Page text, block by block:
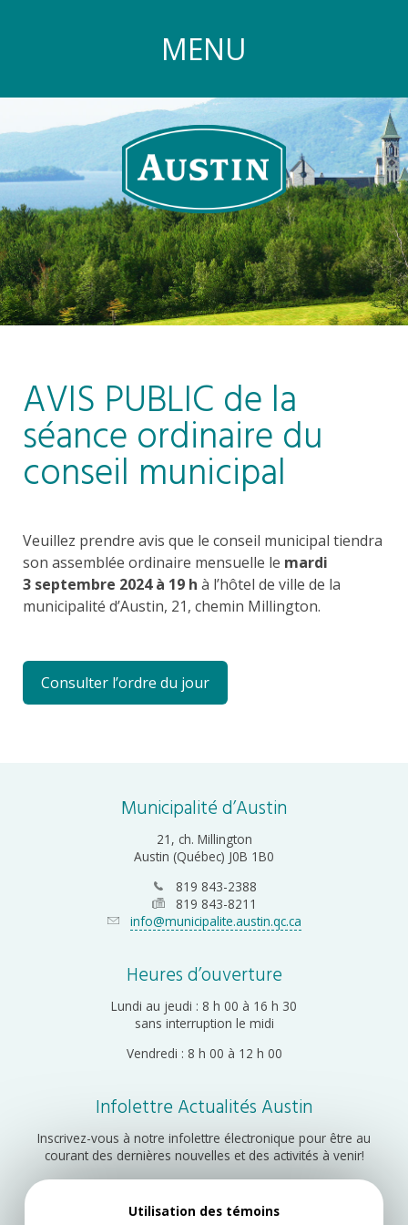
MENU
AVIS PUBLIC de la
séance ordinaire du
conseil municipal
Veuillez prendre avis que le conseil municipal tiendra
son assemblée ordinaire mensuelle le mardi
3 septembre 2024 à 19 h à l’hôtel de ville de la
municipalité d’Austin, 21, chemin Millington.
Consulter l’ordre du jour
Municipalité d’Austin
21, ch. Millington
Austin (Québec) J0B 1B0
819 843-2388
819 843-8211
info@municipalite.austin.qc.ca
Heures d’ouverture
Lundi au jeudi : 8 h 00 à 16 h 30
sans interruption le midi
Vendredi : 8 h 00 à 12 h 00
Infolettre Actualités Austin
Inscrivez-vous à notre infolettre électronique pour être au
courant des dernières nouvelles et des activités à venir!
Inscription
Utilisation des témoins